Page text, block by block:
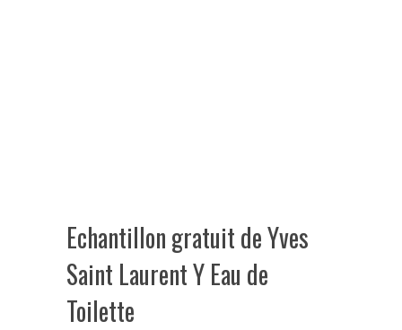
Echantillon gratuit de Yves
Saint Laurent Y Eau de
Toilette